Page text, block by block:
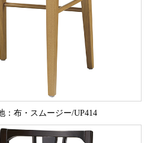
：布・スムージー/UP414